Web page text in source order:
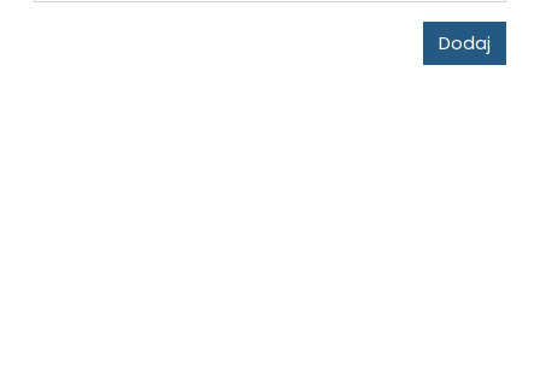
Dodaj